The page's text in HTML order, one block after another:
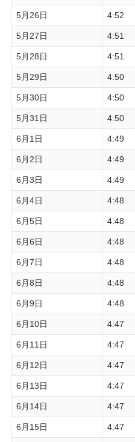
5月26日 4:52
5月27日 4:51
5月28日 4:51
5月29日 4:50
5月30日 4:50
5月31日 4:50
6月1日 4:49
6月2日 4:49
6月3日 4:49
6月4日 4:48
6月5日 4:48
6月6日 4:48
6月7日 4:48
6月8日 4:48
6月9日 4:48
6月10日 4:47
6月11日 4:47
6月12日 4:47
6月13日 4:47
6月14日 4:47
6月15日 4:47